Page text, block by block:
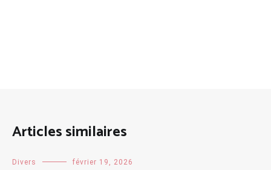
Articles similaires
Divers février 19, 2026